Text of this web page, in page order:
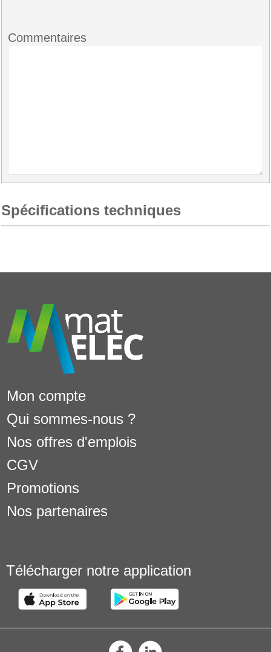
Commentaires
Spécifications techniques
Mon compte
Qui sommes-nous ?
Nos offres d'emplois
CGV
Promotions
Nos partenaires
Télécharger notre application